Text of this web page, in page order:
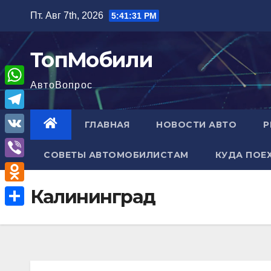
содержимому
Пт. Авг 7th, 2026 5:41:32 PM
ТопМобили
АвтоВопрос
ГЛАВНАЯ НОВОСТИ АВТО
СОВЕТЫ АВТОМОБИЛИСТАМ КУДА
Калининград
W
h
a
A
T
e
l
e
g
V
K
V
i
b
e
O